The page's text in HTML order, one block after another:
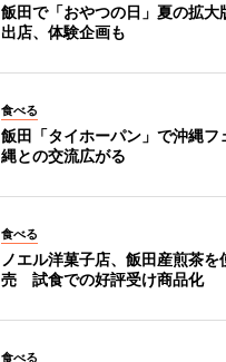
飯田で「おやつの日」夏の拡
出店、体験企画も
食べる
飯田「タイホーパン」で沖縄
縄との交流広がる
食べる
ノエル洋菓子店、飯田産煎茶
売 試食での好評受け商品化
食べる